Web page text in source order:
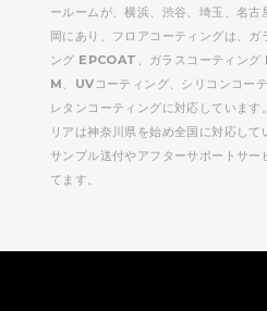
ールームが、横浜、渋谷、埼玉、名古
岡にあり、フロアコーティングは、ガ
ング EPCOAT、ガラスコーティン
M、UVコーティング、シリコンコー
レタンコーティングに対応しています
リアは神奈川県を始め全国に対応して
サンプル送付やアフターサポートサー
てます。